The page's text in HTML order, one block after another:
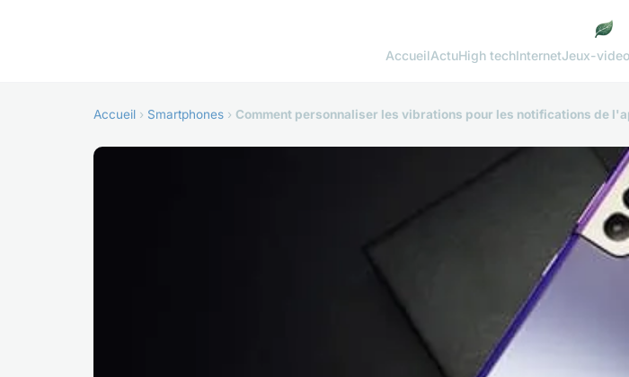
AccueilActuHigh techInternetJeux-video
Accueil › Smartphones › Comment personnaliser les vibrations pour les notifications de